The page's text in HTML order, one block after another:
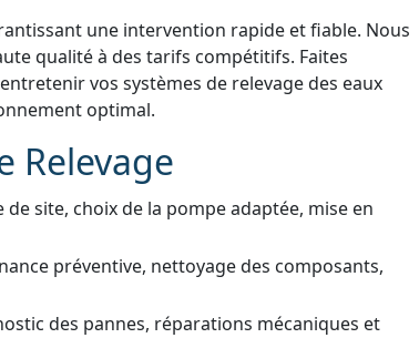
une intervention rapide et fiable. Nous
qualité à des tarifs compétitifs. Faites
vos systèmes de relevage des eaux
optimal.
Relevage
site, choix de la pompe adaptée, mise en
préventive, nettoyage des composants,
des pannes, réparations mécaniques et